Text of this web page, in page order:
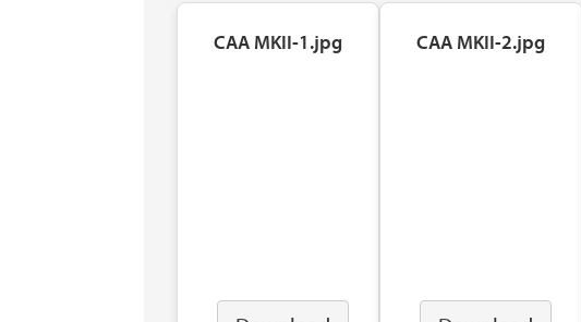
CAA MKII-1.jpg CAA MKII-2.jpg